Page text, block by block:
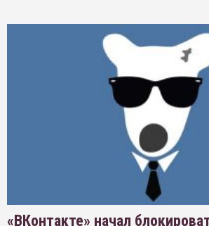
«ВКонтакте» начал